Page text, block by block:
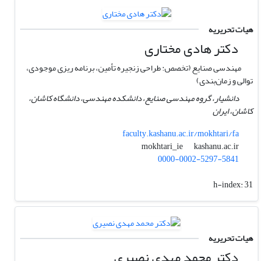
هیات تحریریه
دکتر هادی مختاری
مهندسی صنایع (تخصص: طراحی زنجیره تأمین، برنامه ریزی موجودی،
توالی و زمان‌بندی)
دانشیار، گروه مهندسی صنایع، دانشکده مهندسی، دانشگاه کاشان،
کاشان، ایران
faculty.kashanu.ac.ir/mokhtari/fa
mokhtari_ie
kashanu.ac.ir
0000-0002-5297-5841
h-index:31
هیات تحریریه